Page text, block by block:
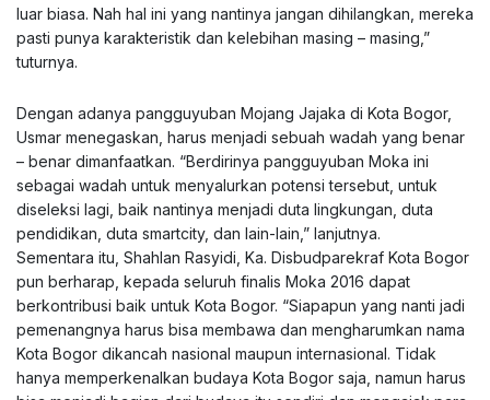
luar biasa. Nah hal ini yang nantinya jangan dihilangkan, mereka
pasti punya karakteristik dan kelebihan masing – masing,”
tuturnya.
Dengan adanya pangguyuban Mojang Jajaka di Kota Bogor,
Usmar menegaskan, harus menjadi sebuah wadah yang benar
– benar dimanfaatkan. “Berdirinya pangguyuban Moka ini
sebagai wadah untuk menyalurkan potensi tersebut, untuk
diseleksi lagi, baik nantinya menjadi duta lingkungan, duta
pendidikan, duta smartcity, dan lain-lain,” lanjutnya.
Sementara itu, Shahlan Rasyidi, Ka. Disbudparekraf Kota Bogor
pun berharap, kepada seluruh finalis Moka 2016 dapat
berkontribusi baik untuk Kota Bogor. “Siapapun yang nanti jadi
pemenangnya harus bisa membawa dan mengharumkan nama
Kota Bogor dikancah nasional maupun internasional. Tidak
hanya memperkenalkan budaya Kota Bogor saja, namun harus